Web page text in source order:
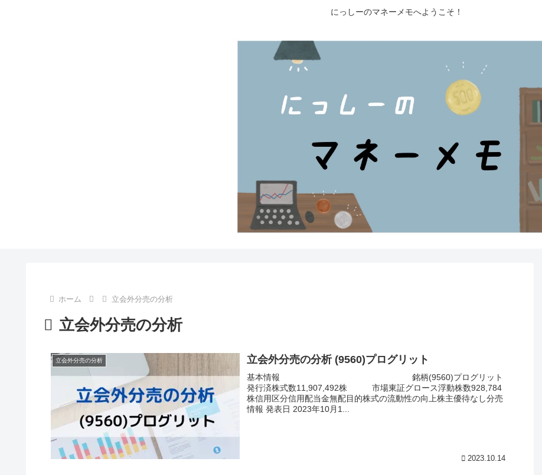
にっしーのマネーメモへようこそ！
ホーム 立会外分売の分析
立会外分売の分析
立会外分売の分析 立会外分売の分析 (9560)プログリット
基本情報 銘柄(9560)プログリット
発行済株式数11,907,492株 市場東証グロース浮動株数928,784
株信用区分信用配当金無配目的株式の流動性の向上株主優待なし分売
情報 発表日 2023年10月1...
2023.10.14